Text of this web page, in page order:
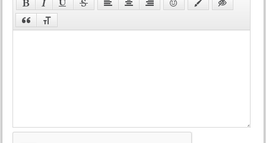
61 серия
62 серия